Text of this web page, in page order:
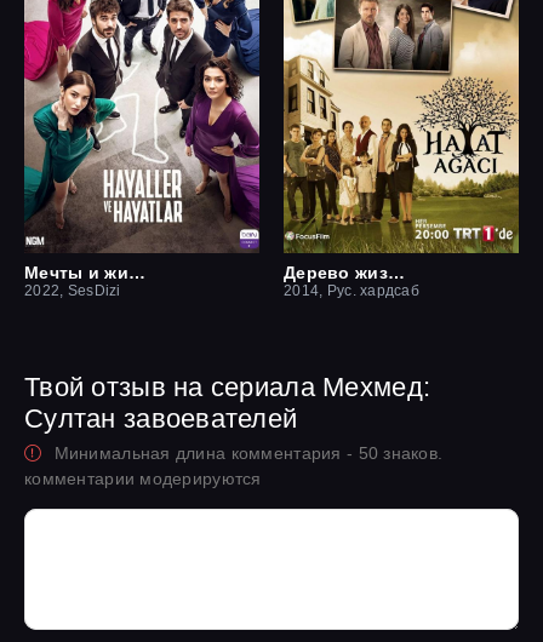
Мечты и жизни
2022, SesDizi
Дерево жизни
2014, Рус. хардсаб
Твой отзыв на сериала Мехмед:
Султан завоевателей
Минимальная длина комментария - 50 знаков.
комментарии модерируются